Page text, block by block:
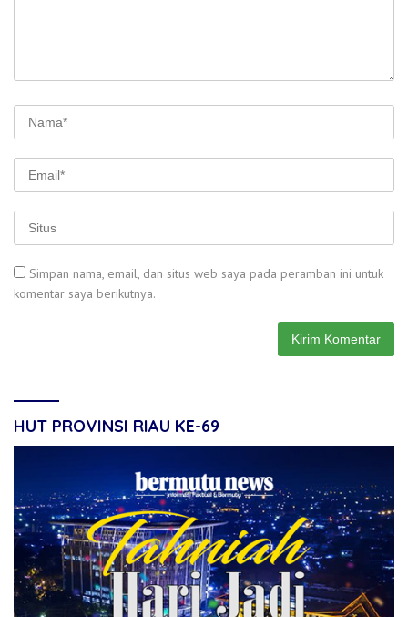
Simpan nama, email, dan situs web saya pada peramban ini untuk
komentar saya berikutnya.
HUT PROVINSI RIAU KE-69